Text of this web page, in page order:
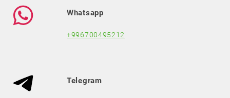
Whatsapp
+996700495212
Telegram